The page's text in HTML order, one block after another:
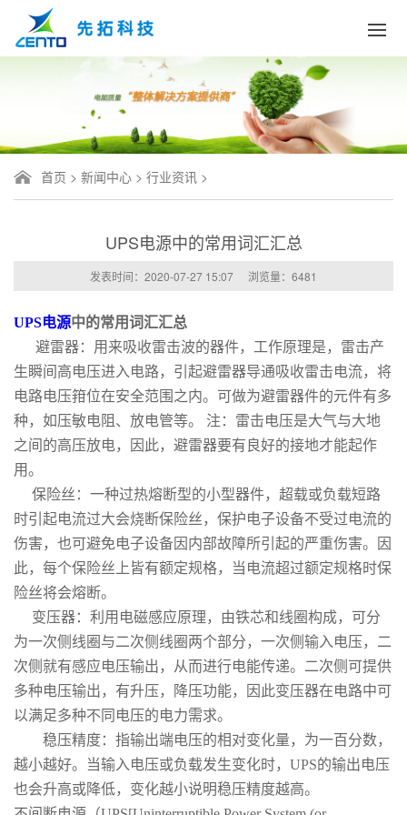
首页 > 新闻中心 > 行业资讯 >
UPS电源中的常用词汇汇总
发表时间：2020-07-27 15:07 浏览量：6481
UPS电源中的常用词汇汇总
避雷器：用来吸收雷击波的器件，工作原理是，雷击产
生瞬间高电压进入电路，引起避雷器导通吸收雷击电流，将
电路电压箝位在安全范围之内。可做为避雷器件的元件有多
种，如压敏电阻、放电管等。 注：雷击电压是大气与大地
之间的高压放电，因此，避雷器要有良好的接地才能起作
用。
保险丝：一种过热熔断型的小型器件，超载或负载短路
时引起电流过大会烧断保险丝，保护电子设备不受过电流的
伤害，也可避免电子设备因内部故障所引起的严重伤害。因
此，每个保险丝上皆有额定规格，当电流超过额定规格时保
险丝将会熔断。
变压器：利用电磁感应原理，由铁芯和线圈构成，可分
为一次侧线圈与二次侧线圈两个部分，一次侧输入电压，二
次侧就有感应电压输出，从而进行电能传递。二次侧可提供
多种电压输出，有升压，降压功能，因此变压器在电路中可
以满足多种不同电压的电力需求。
稳压精度：指输出端电压的相对变化量，为一百分数，
越小越好。当输入电压或负载发生变化时，UPS的输出电压
也会升高或降低，变化越小说明稳压精度越高。